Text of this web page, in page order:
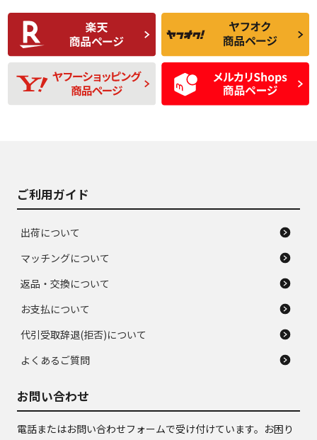
C
比較的きれいな中古
品
C
られるが、使用に問
題のない中古品
D
使用感や目立つ傷が
あり、一般的な中古
品
D
残り溝も少なく、偏
磨耗がみられ、短期
間使用できるくらい
の中古品
ご利用ガイド
出荷について
マッチングについて
返品・交換について
お支払について
代引受取辞退(拒否)について
よくあるご質問
お問い合わせ
電話またはお問い合わせフォームで受け付けています。お困り